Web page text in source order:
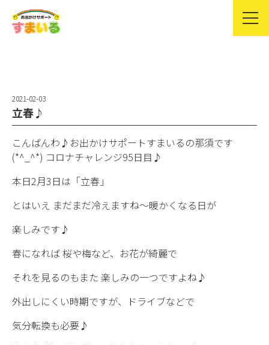
2021-02-03
立春♪
こんばんわ♪お出かけサポートすまいるの那須です
(*^_^*) コロナチャレンジ95日目♪
本日2月3日は「立春」
とはいえ まだまだ冷えますね〜暖かくなる日が
楽しみです♪
春になれば 桜や梅など、お花が綺麗で
それを見るのもまた 楽しみの一つですよね♪
外出しにくい時期ですが、ドライブなどで
気分転換も必要♪